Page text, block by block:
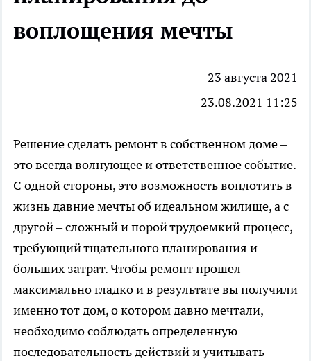
воплощения мечты
23 августа 2021
23.08.2021 11:25
Решение сделать ремонт в собственном доме –
это всегда волнующее и ответственное событие.
С одной стороны, это возможность воплотить в
жизнь давние мечты об идеальном жилище, а с
другой – сложный и порой трудоемкий процесс,
требующий тщательного планирования и
больших затрат. Чтобы ремонт прошел
максимально гладко и в результате вы получили
именно тот дом, о котором давно мечтали,
необходимо соблюдать определенную
последовательность действий и учитывать